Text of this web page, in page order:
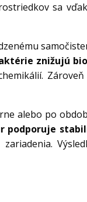
sa
znižujú
alebo po
podporuje